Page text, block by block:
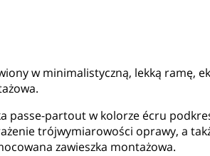
w minimalistyczną, lekką ramę,
passe-partout w kolorze écru
trójwymiarowości oprawy, a
zawieszka montażowa.